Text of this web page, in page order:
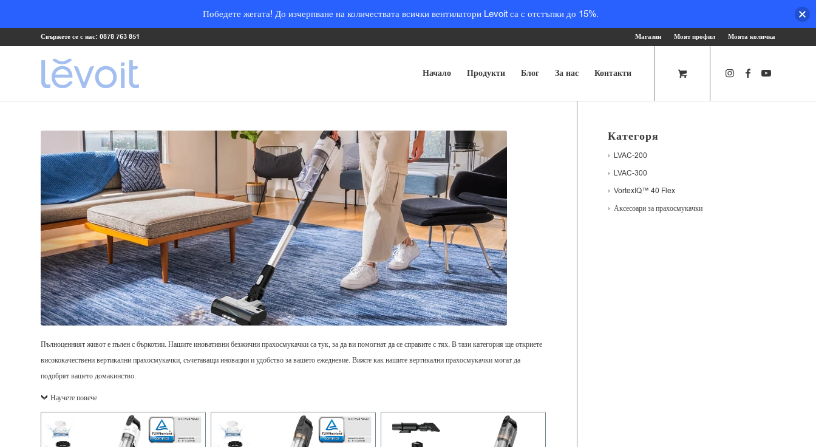
Магазин Моят профил Моята количка
Свържете се с нас: 0878 763 851
Начало Продукти Блог За нас Контакти
Пълноценният живот е пълен с бъркотии. Нашите иновативни безжични прахосмукачки са тук, за да ви помогнат да се справите с тях. В тази категория ще откриете
висококачествени вертикални прахосмукачки, съчетаващи иновации и удобство за вашето ежедневие. Вижте как нашите вертикални прахосмукачки могат да
подобрят вашето домакинство.
Научете повече
Категоря
LVAC-200
LVAC-300
VortexIQ™ 40 Flex
Аксесоари за прахосмукачки
Победете жегата! До изчерпване на количествата всички вентилатори Levoit са с отстъпки до 15%.